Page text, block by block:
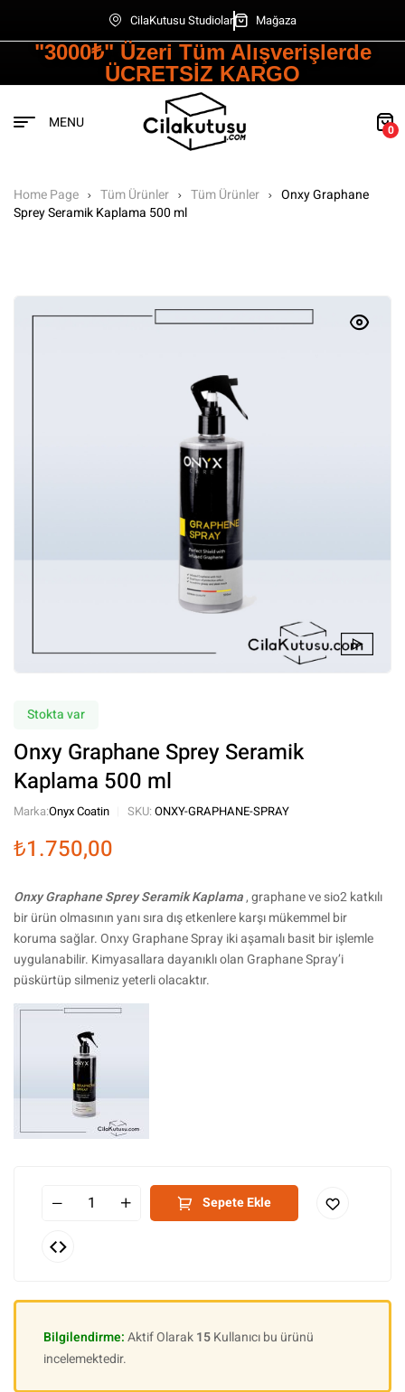
CilaKutusu Studiolar Mağaza
"3000₺" Üzeri Tüm Alışverişlerde
ÜCRETSİZ KARGO
MENU 0
Home Page Tüm Ürünler Tüm Ürünler
Onxy Graphane
Sprey Seramik Kaplama 500 ml
Stokta var
Onxy Graphane Sprey Seramik
Kaplama 500 ml
Marka:Onyx Coatin SKU: ONXY-GRAPHANE-SPRAY
₺1.750,00
Onxy Graphane Sprey Seramik Kaplama, graphane ve sio2 katkılı
bir ürün olmasının yanı sıra dış etkenlere karşı mükemmel bir
koruma sağlar. Onxy Graphane Spray iki aşamalı basit bir işlemle
uygulanabilir. Kimyasallara dayanıklı olan Graphane Spray’i
püskürtüp silmeniz yeterli olacaktır.
Sepete Ekle
Bilgilendirme:Aktif Olarak15Kullanıcı bu ürünü
incelemektedir.